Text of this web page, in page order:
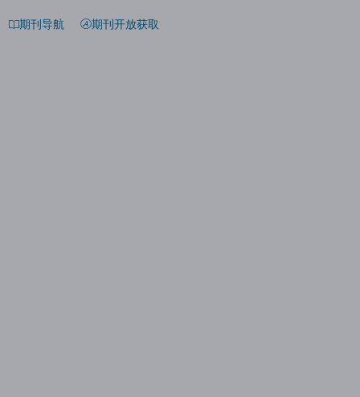
期刊导航 期刊开放获取